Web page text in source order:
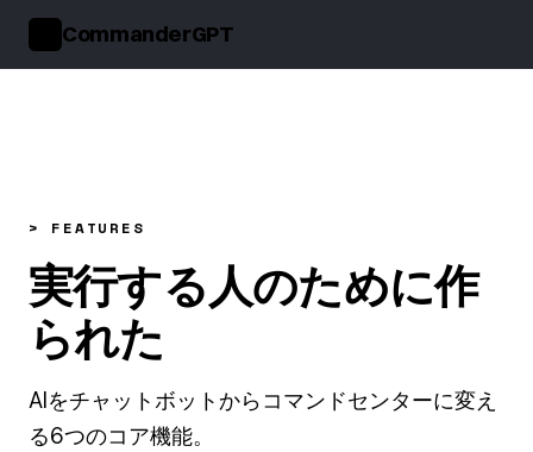
CommanderGPT
> FEATURES
実行する人のために作
られた
AIをチャットボットからコマンドセンターに変え
る6つのコア機能。